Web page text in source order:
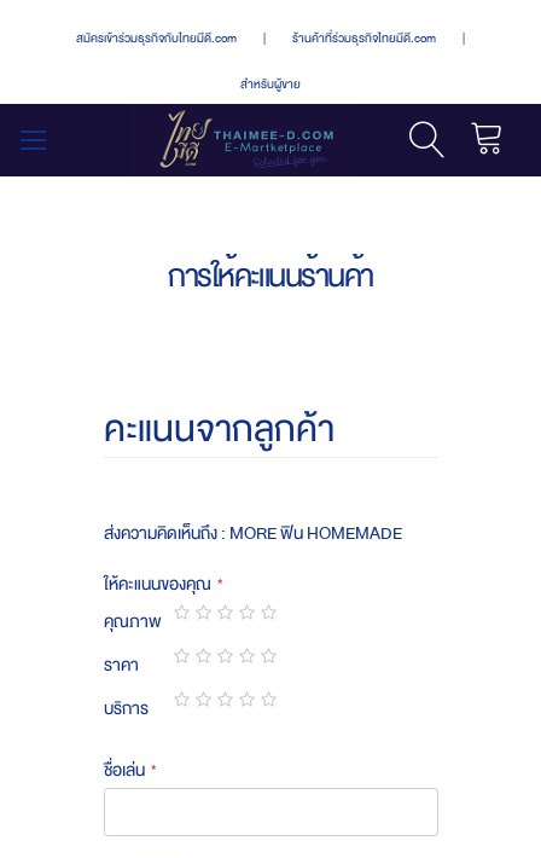
สมัครเข้าร่วมธุรกิจกับไทยมีดี.com | ร้านค้าที่ร่วมธุรกิจไทยมีดี.com |
สำหรับผู้ขาย
การให้คะแนนร้านค้า
คะแนนจากลูกค้า
ส่งความคิดเห็นถึง : MORE ฟิน HOMEMADE
ให้คะแนนของคุณ
คุณภาพ
1
star
2
stars
3
stars
4
stars
5
stars
ราคา
1
star
2
stars
3
stars
4
stars
5
stars
บริการ
ชื่อเล่น